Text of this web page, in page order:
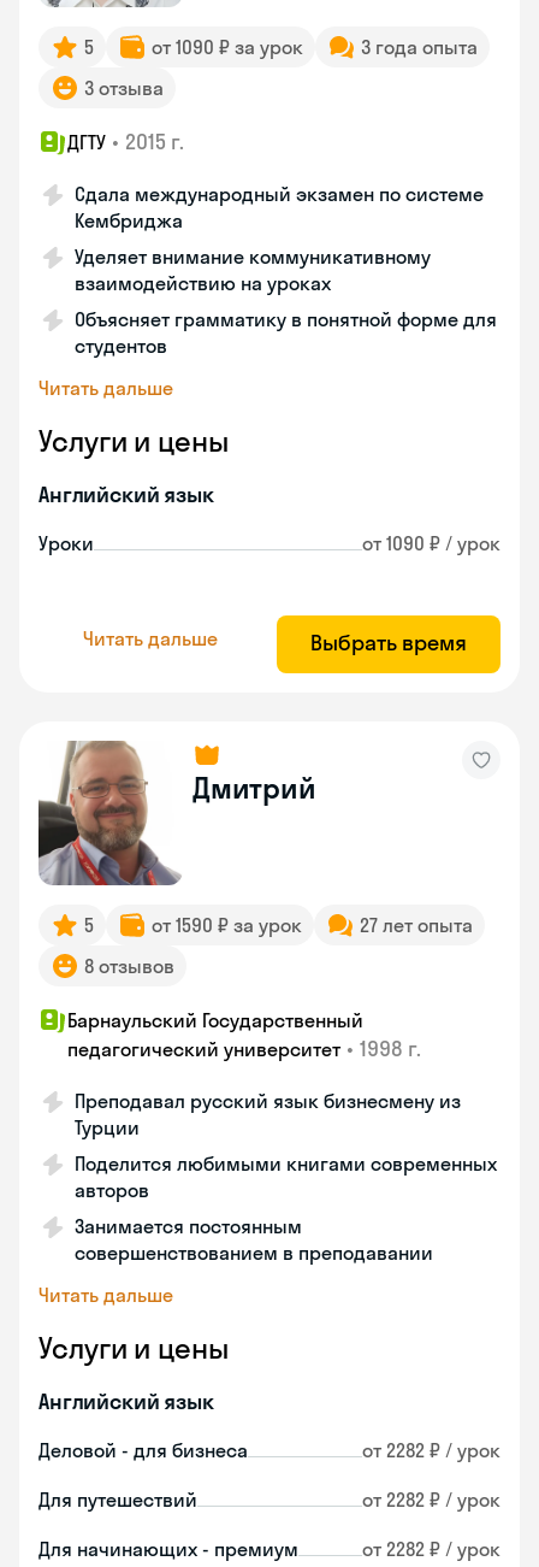
5 от 1090 ₽ за урок
3 года опыта
3 отзыва
ДГТУ • 2015 г.
Сдала международный экзамен по системе
Кембриджа
Уделяет внимание коммуникативному
взаимодействию на уроках
Объясняет грамматику в понятной форме для
студентов
Читать дальше
Услуги и цены
Английский язык
Уроки от 1090 ₽ / урок
Читать дальше Выбрать время
Дмитрий
5 от 1590 ₽ за урок
27 лет опыта
8 отзывов
Барнаульский Государственный
педагогический университет • 1998 г.
Преподавал русский язык бизнесмену из
Турции
Поделится любимыми книгами современных
авторов
Занимается постоянным
совершенствованием в преподавании
Читать дальше
Услуги и цены
Английский язык
Деловой - для бизнеса от 2282 ₽ / урок
Для путешествий от 2282 ₽ / урок
Для начинающих - премиум от 2282 ₽ / урок